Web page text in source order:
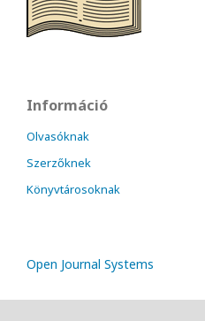
Információ
Olvasóknak
Szerzőknek
Könyvtárosoknak
Open Journal Systems